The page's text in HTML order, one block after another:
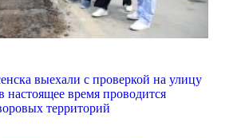
выехали с проверкой на улицу
настоящее время проводится
территорий